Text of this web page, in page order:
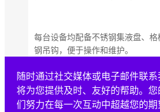
每台设备均配备不锈钢集液盘、
钢吊钩，便于操作和维护。
随时通过社交媒体或电子邮件联
将为您提供及时、友好的帮助。
们努力在每一次互动中超越您的期